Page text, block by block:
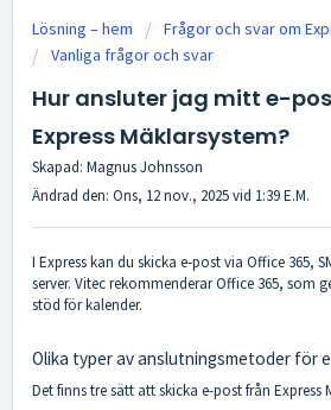
Lösning – hem
Frågor och svar om
Vanliga frågor och svar
Hur ansluter jag mitt e-
Express Mäklarsystem?
Skapad: Magnus Johnsson
Ändrad den: Ons, 12 nov., 2025 vid 1:39 E.M.
I Express kan du skicka e-post via Office 365,
server. Vitec rekommenderar Office 365, som
stöd för kalender.
Olika typer av anslutningsmetoder för
Det finns tre sätt att skicka e-post från Express